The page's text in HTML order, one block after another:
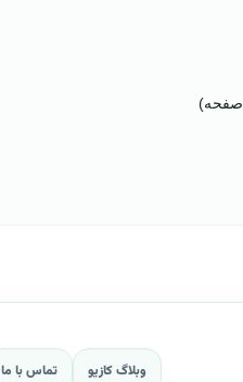
وبلاگ کازیو تماس با ما